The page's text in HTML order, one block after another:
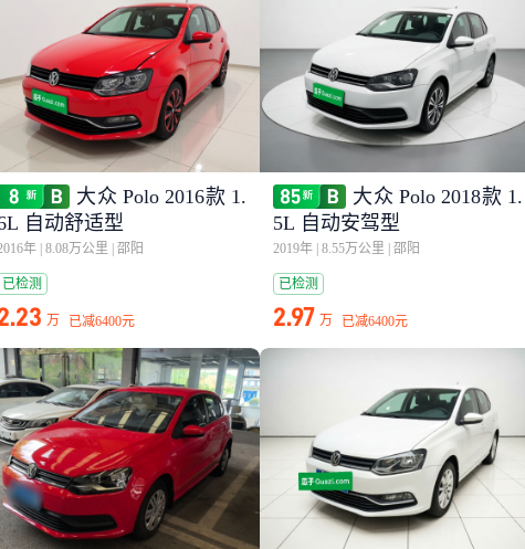
大众 Polo 2016款 1.
自动舒适型
年 8.08万公里 邵阳
已检测
万 已减6400元
大众 Polo 2018款 1.
5L 自动安驾型
2019年 8.55万公里 邵阳
已检测
2.97 万 已减6400元